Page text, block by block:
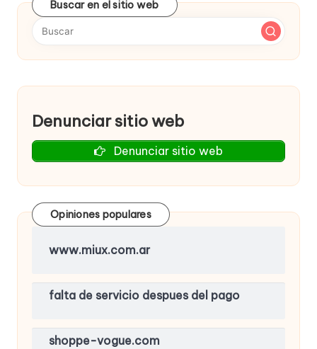
Buscar en el sitio web
Denunciar sitio web
Denunciar sitio web
Opiniones populares
www.miux.com.ar
falta de servicio despues del pago
shoppe-vogue.com